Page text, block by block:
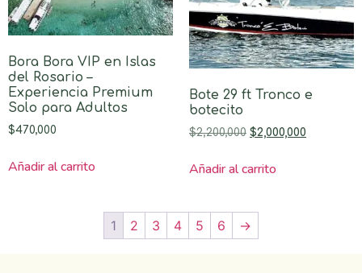
Bora Bora VIP en Islas
del Rosario –
Experiencia Premium
Solo para Adultos
$470,000
Añadir al carrito
Bote 29 ft Tronco e
botecito
$2,200,000 $2,000,000
Añadir al carrito
1 2 3 4 5 6 →